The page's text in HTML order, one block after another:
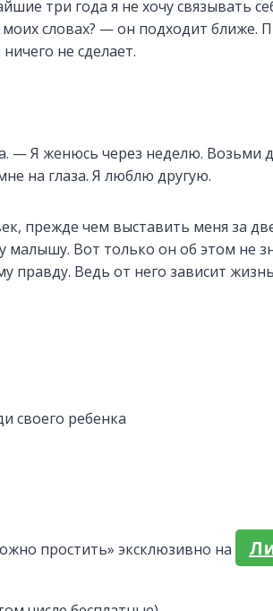
три года я не хочу связывать
моих словах? — он подходит ближе.
не сделает.
— Я женюсь через неделю. Возьми
на глаза. Я люблю другую.
прежде чем выставить меня за
Вот только он об этом не
правду. Ведь от него зависит
своего ребенка
простить» эксклюзивно на